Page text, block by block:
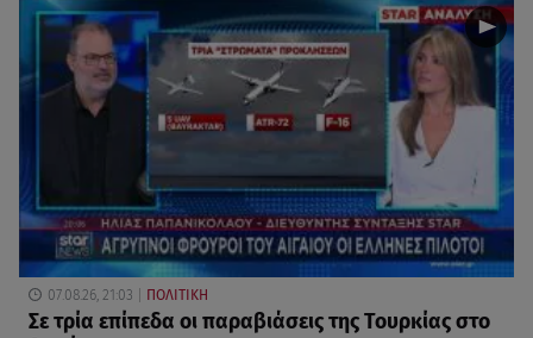
07.08.26, 21:03 ΠΟΛΙΤΙΚΗ
Σε τρία επίπεδα οι παραβιάσεις της Τουρκίας στο